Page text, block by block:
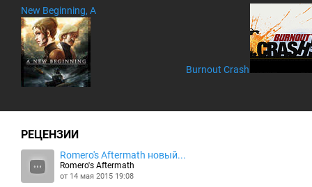
New Beginning, A
Burnout Crash
РЕЦЕНЗИИ
Romero's Aftermath новый...
Romero's Aftermath
от 14 мая 2015 19:08